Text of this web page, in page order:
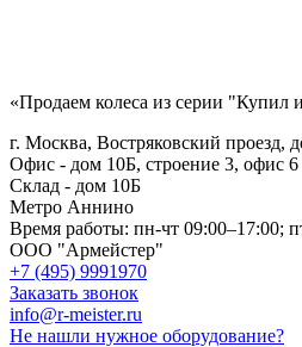
«Продаем колеса из серии "Купил
г. Москва, Востряковский проезд,
Офис - дом 10Б, строение 3, офис 6
Склад - дом 10Б
Метро Аннино
Время работы: пн-чт 09:00–17:00;
ООО "Армейстер"
+7 (495) 9991970
Заказать звонок
info@r-meister.ru
Не нашли нужное оборудование?